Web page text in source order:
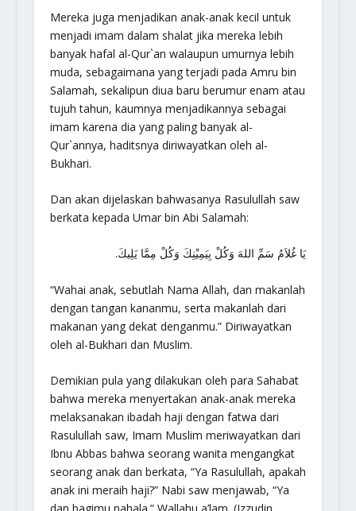
Mereka juga menjadikan anak-anak kecil untuk
menjadi imam dalam shalat jika mereka lebih
banyak hafal al-Qur`an walaupun umurnya lebih
muda, sebagaimana yang terjadi pada Amru bin
Salamah, sekalipun diua baru berumur enam atau
tujuh tahun, kaumnya menjadikannya sebagai
imam karena dia yang paling banyak al-
Qur`annya, haditsnya diriwayatkan oleh al-
Bukhari.
Dan akan dijelaskan bahwasanya Rasulullah saw
berkata kepada Umar bin Abi Salamah:
يَا غُلاَمُ سَمِّ اللهَ وَكُلْ بِيَمِيْنِكَ وَكُلْ مِمَّا يَلِيكَ.
“Wahai anak, sebutlah Nama Allah, dan makanlah
dengan tangan kananmu, serta makanlah dari
makanan yang dekat denganmu.” Diriwayatkan
oleh al-Bukhari dan Muslim.
Demikian pula yang dilakukan oleh para Sahabat
bahwa mereka menyertakan anak-anak mereka
melaksanakan ibadah haji dengan fatwa dari
Rasulullah saw, Imam Muslim meriwayatkan dari
Ibnu Abbas bahwa seorang wanita mengangkat
seorang anak dan berkata, “Ya Rasulullah, apakah
anak ini meraih haji?” Nabi saw menjawab, “Ya